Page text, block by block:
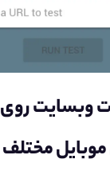
وبسایت روی
مختلف